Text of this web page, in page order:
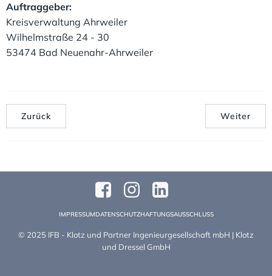
Auftraggeber:
Kreisverwaltung Ahrweiler
Wilhelmstraße 24 - 30
53474 Bad Neuenahr-Ahrweiler
Zurück Weiter
IMPRESSUMDATENSCHUTZHAFTUNGSAUSSCHLUSS
© 2025 IFB - Klotz und Partner Ingenieurgesellschaft mbH | Klotz
und Dressel GmbH